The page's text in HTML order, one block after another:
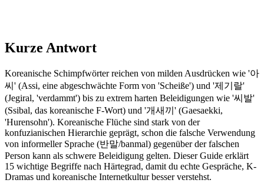
Kurze Antwort
Koreanische Schimpfwörter reichen von milden Ausdrücken wie '아
씨' (Assi, eine abgeschwächte Form von 'Scheiße') und '제기랄'
(Jegiral, 'verdammt') bis zu extrem harten Beleidigungen wie '씨발'
(Ssibal, das koreanische F-Wort) und '개새끼' (Gaesaekki,
'Hurensohn'). Koreanische Flüche sind stark von der
konfuzianischen Hierarchie geprägt, schon die falsche Verwendung
von informeller Sprache (반말/banmal) gegenüber der falschen
Person kann als schwere Beleidigung gelten. Dieser Guide erklärt
15 wichtige Begriffe nach Härtegrad, damit du echte Gespräche, K-
Dramas und koreanische Internetkultur besser verstehst.